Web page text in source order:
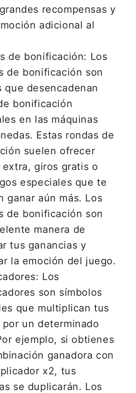
recompensas y
adicional al
de bonificación: Los
de bonificación son
que desencadenan
bonificación
en las máquinas
Estas rondas de
suelen ofrecer
extra, giros gratis o
especiales que te
ganar aún más. Los
de bonificación son
manera de
tus ganancias y
la emoción del juego.
Los
son símbolos
que multiplican tus
por un determinado
ejemplo, si obtienes
ganadora con
x2, tus
se duplicarán. Los